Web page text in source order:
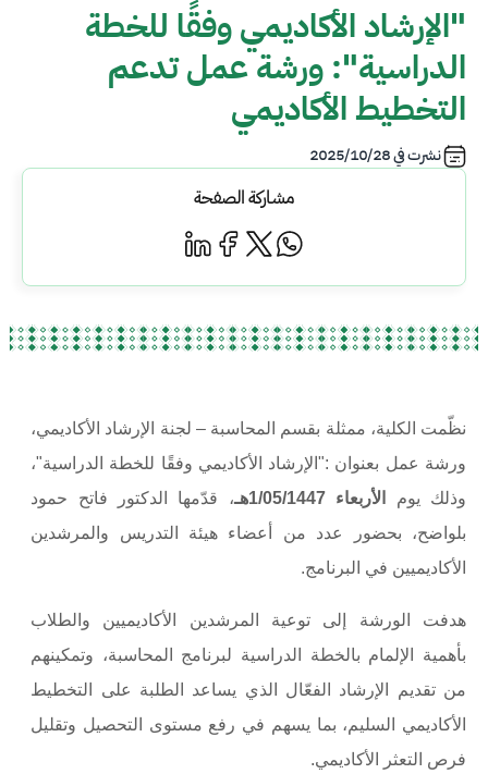
"الإرشاد الأكاديمي وفقًا للخطة
الدراسية": ورشة عمل تدعم
التخطيط الأكاديمي
نشرت في2025/10/28
مشاركة الصفحة
نظّمت الكلية، ممثلة بقسم المحاسبة – لجنة الإرشاد الأكاديمي،
ورشة عمل بعنوان :
"الإرشاد الأكاديمي وفقًا للخطة الدراسية"،
وذلك يوم
الأربعاء 1/05/1447هـ
، قدّمها الدكتور فاتح حمود
بلواضح، بحضور عدد من أعضاء هيئة التدريس والمرشدين
الأكاديميين في البرنامج.
هدفت الورشة إلى توعية المرشدين الأكاديميين والطلاب
بأهمية الإلمام بالخطة الدراسية لبرنامج المحاسبة، وتمكينهم
من تقديم الإرشاد الفعّال الذي يساعد الطلبة على التخطيط
الأكاديمي السليم، بما يسهم في رفع مستوى التحصيل وتقليل
فرص التعثر الأكاديمي.